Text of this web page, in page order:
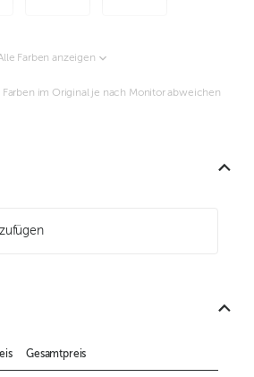
Farben anzeigen
Farben im Original je nach Monitor abweichen
Gesamtpreis